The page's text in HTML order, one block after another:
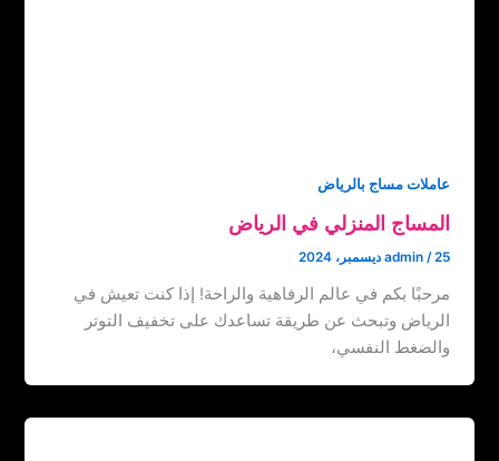
عاملات مساج بالرياض
المساج المنزلي في الرياض
admin /25 ديسمبر، 2024
مرحبًا بكم في عالم الرفاهية والراحة! إذا كنت تعيش في
الرياض وتبحث عن طريقة تساعدك على تخفيف التوتر
والضغط النفسي،